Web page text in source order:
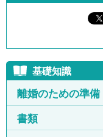
基礎知識
離婚のための準備
書類